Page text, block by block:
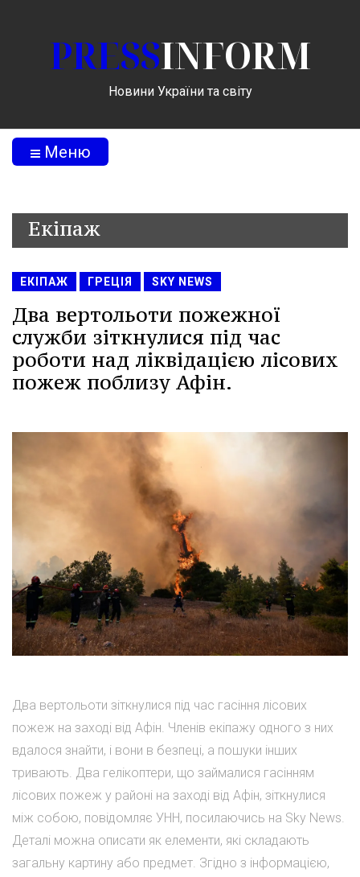
PRESSINFORM
Новини України та світу
Меню
Екіпаж
ЕКІПАЖ ГРЕЦІЯ SKY NEWS
Два вертольоти пожежної
служби зіткнулися під час
роботи над ліквідацією лісових
пожеж поблизу Афін.
Два вертольоти зіткнулися під час гасіння лісових
пожеж на заході від Афін. Членів екіпажу одного з них
вдалося знайти, і вони в безпеці, а пошуки інших
тривають. Два гелікоптери, що займалися гасінням
лісових пожеж у районі на заході від Афін, зіткнулися
між собою, повідомляє УНН, посилаючись на Sky News.
Деталі можна описати як елементи, які складають
загальну картину або предмет. Згідно з інформацією,